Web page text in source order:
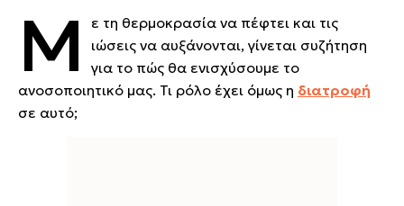
Μ
ε τη θερμοκρασία να πέφτει και τις
ιώσεις να αυξάνονται, γίνεται συζήτηση
για το πώς θα ενισχύσουμε το
ανοσοποιητικό μας. Τι ρόλο έχει όμως η διατροφή
σε αυτό;